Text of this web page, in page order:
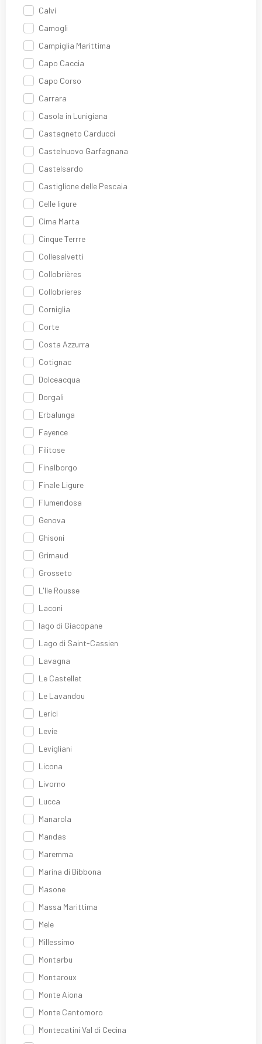
Calvi
Camogli
Campiglia Marittima
Capo Caccia
Capo Corso
Carrara
Casola in Lunigiana
Castagneto Carducci
Castelnuovo Garfagnana
Castelsardo
Castiglione delle Pescaia
Celle ligure
Cima Marta
Cinque Terrre
Collesalvetti
Collobrières
Collobrieres
Corniglia
Corte
Costa Azzurra
Cotignac
Dolceacqua
Dorgali
Erbalunga
Fayence
Filitose
Finalborgo
Finale Ligure
Flumendosa
Genova
Ghisoni
Grimaud
Grosseto
L'Ile Rousse
Laconi
lago di Giacopane
Lago di Saint-Cassien
Lavagna
Le Castellet
Le Lavandou
Lerici
Levie
Levigliani
Licona
Livorno
Lucca
Manarola
Mandas
Maremma
Marina di Bibbona
Masone
Massa Marittima
Mele
Millessimo
Montarbu
Montaroux
Monte Aiona
Monte Cantomoro
Montecatini Val di Cecina